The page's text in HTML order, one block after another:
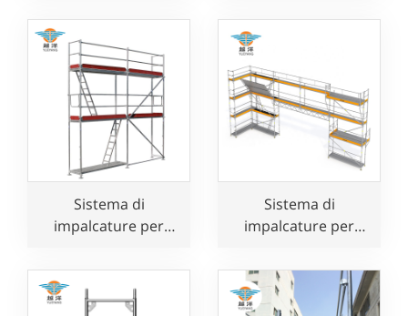
stile Layher per uso
edile
Speedy In vendita
Sistema di
impalcature per
alluminio Speedy
per uso edile
Sistema di
impalcature per
acciaio zincato
europeo con facile